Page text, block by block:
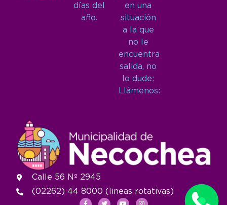
días del
año.
en una
situación
a la que
no le
encuentra
salida, no
lo dude:
Llámenos:
Calle 56 Nº 2945
(02262) 44 8000 (lineas rotativas)